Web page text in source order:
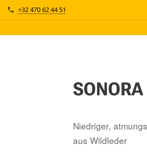
+32 470 62 44 51
Niedriger,
aus Wildleder